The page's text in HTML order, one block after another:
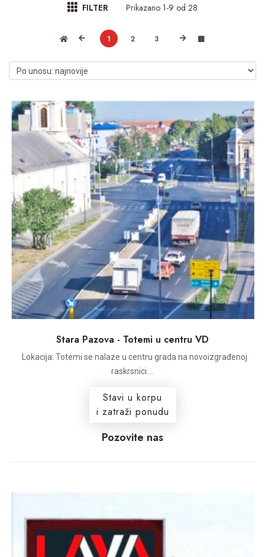
FILTER Prikazano 1-9 od 28
1 2 3
Stara Pazova - Totemi u centru VD
Lokacija: Totemi se nalaze u centru grada na novoizgrađenoj
raskrsnici....
Stavi u korpu
i zatraži ponudu
Pozovite nas